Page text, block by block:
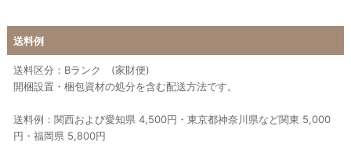
送料例
送料区分：Bランク (家財便)
開梱設置・梱包資材の処分を含む配送方法です。
送料例：関西および愛知県 4,500円・東京都神奈川県など関東 5,000
円・福岡県 5,800円